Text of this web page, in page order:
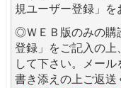
規ユーザー登録」を
◎ＷＥＢ版のみの購
登録」をご記入の上
して下さい。メー
書き添えの上ご返送